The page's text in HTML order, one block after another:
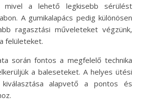
mivel a lehető legkisebb sérülést
A gumikalapács pedig különösen
ragasztási műveleteket végzünk,
felületeket.
során fontos a megfelelő technika
a baleseteket. A helyes ütési
alapvető a pontos és